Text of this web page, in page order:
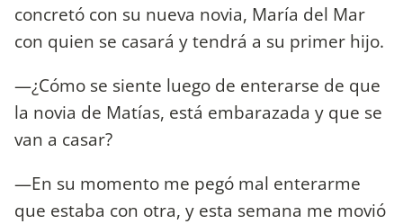
concretó con su nueva novia, María del Mar
con quien se casará y tendrá a su primer hijo.
—¿Cómo se siente luego de enterarse de que
la novia de Matías, está embarazada y que se
van a casar?
—En su momento me pegó mal enterarme
que estaba con otra, y esta semana me movió